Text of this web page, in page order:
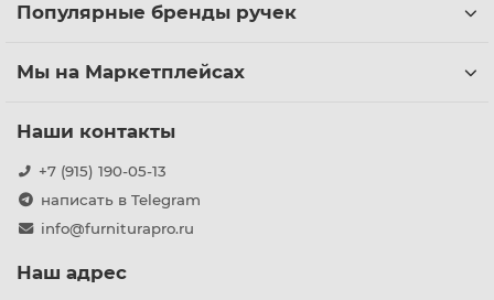
Популярные бренды ручек
Мы на Маркетплейсах
Наши контакты
+7 (915) 190-05-13
написать в Telegram
info@furniturapro.ru
Наш адрес